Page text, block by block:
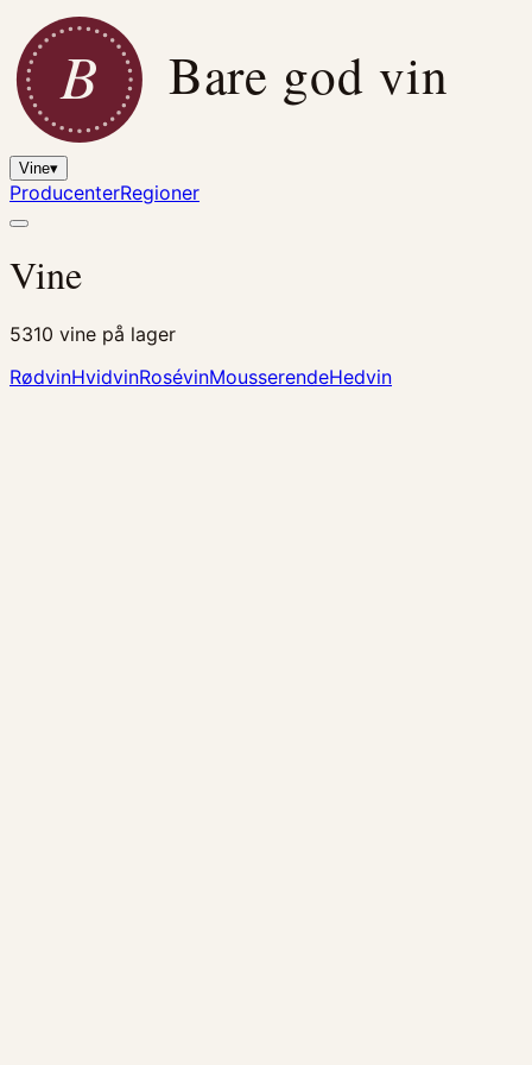
B Bare god vin
Vine▾
ProducenterRegioner
Vine
5310 vine på lager
RødvinHvidvinRosévinMousserendeHedvin